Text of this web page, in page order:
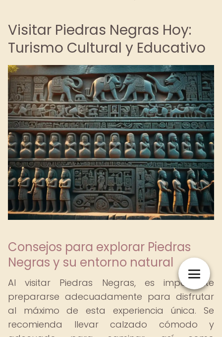
Visitar Piedras Negras Hoy:
Turismo Cultural y Educativo
Consejos para explorar Piedras
Negras y su entorno natural
Al visitar Piedras Negras, es importante
prepararse adecuadamente para disfrutar
al máximo de esta experiencia única. Se
recomienda llevar calzado cómodo y